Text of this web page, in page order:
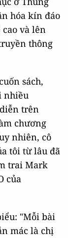
hóa kín đáo
và lên
thông
sách,
nhiều
trên
chương
nhiên, cô
tôi từ lâu đã
trai Mark
của
"Mỗi bài
mác là chị